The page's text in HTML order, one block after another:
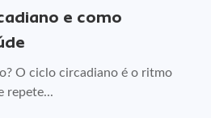
e como
O ciclo circadiano é o ritmo
repete...